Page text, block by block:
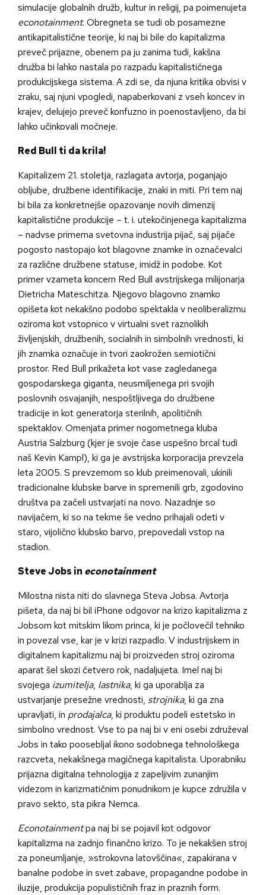
simulacije globalnih družb, kultur in religij, pa poimenujeta
econotainment. Obregneta se tudi ob posamezne
antikapitalistične teorije, ki naj bi bile do kapitalizma
preveč prijazne, obenem pa ju zanima tudi, kakšna
družba bi lahko nastala po razpadu kapitalističnega
produkcijskega sistema. A zdi se, da njuna kritika obvisi v
zraku, saj njuni vpogledi, napaberkovani z vseh koncev in
krajev, delujejo preveč konfuzno in poenostavljeno, da bi
lahko učinkovali močneje.
Red Bull ti da krila!
Kapitalizem 21. stoletja, razlagata avtorja, poganjajo
obljube, družbene identifikacije, znaki in miti. Pri tem naj
bi bila za konkretnejše opazovanje novih dimenzij
kapitalistične produkcije – t. i. utekočinjenega kapitalizma
– nadvse primerna svetovna industrija pijač, saj pijače
pogosto nastopajo kot blagovne znamke in označevalci
za različne družbene statuse, imidž in podobe. Kot
primer vzameta koncern Red Bull avstrijskega milijonarja
Dietricha Mateschitza. Njegovo blagovno znamko
opišeta kot nekakšno podobo spektakla v neoliberalizmu
oziroma kot vstopnico v virtualni svet raznolikih
življenjskih, družbenih, socialnih in simbolnih vrednosti, ki
jih znamka označuje in tvori zaokrožen semiotični
prostor. Red Bull prikažeta kot vase zagledanega
gospodarskega giganta, neusmiljenega pri svojih
poslovnih osvajanjih, nespoštljivega do družbene
tradicije in kot generatorja sterilnih, apolitičnih
spektaklov. Omenjata primer nogometnega kluba
Austria Salzburg (kjer je svoje čase uspešno brcal tudi
naš Kevin Kampl), ki ga je avstrijska korporacija prevzela
leta 2005. S prevzemom so klub preimenovali, ukinili
tradicionalne klubske barve in spremenili grb, zgodovino
društva pa začeli ustvarjati na novo. Nazadnje so
navijačem, ki so na tekme še vedno prihajali odeti v
staro, vijolično klubsko barvo, prepovedali vstop na
stadion.
Steve Jobs in econotainment
Milostna nista niti do slavnega Steva Jobsa. Avtorja
pišeta, da naj bi bil iPhone odgovor na krizo kapitalizma z
Jobsom kot mitskim likom princa, ki je počlovečil tehniko
in povezal vse, kar je v krizi razpadlo. V industrijskem in
digitalnem kapitalizmu naj bi proizveden stroj oziroma
aparat šel skozi četvero rok, nadaljujeta. Imel naj bi
svojega izumitelja, lastnika, ki ga uporablja za
ustvarjanje presežne vrednosti, strojnika, ki ga zna
upravljati, in prodajalca, ki produktu podeli estetsko in
simbolno vrednost. Vse to pa naj bi v eni osebi združeval
Jobs in tako poosebljal ikono sodobnega tehnološkega
razcveta, nekakšnega magičnega kapitalista. Uporabniku
prijazna digitalna tehnologija z zapeljivim zunanjim
videzom in karizmatičnim ponudnikom je kupce združila v
pravo sekto, sta pikra Nemca.
Econotainmentpa naj bi se pojavil kot odgovor
kapitalizma na zadnjo finančno krizo. To je nekakšen stroj
za poneumljanje, »strokovna latovščina«, zapakirana v
banalne podobe in svet zabave, propagandne podobe in
iluzije, produkcija populističnih fraz in praznih form.